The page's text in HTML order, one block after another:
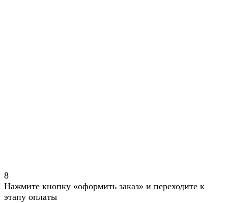
8
Нажмите кнопку «оформить заказ» и переходите к
этапу оплаты